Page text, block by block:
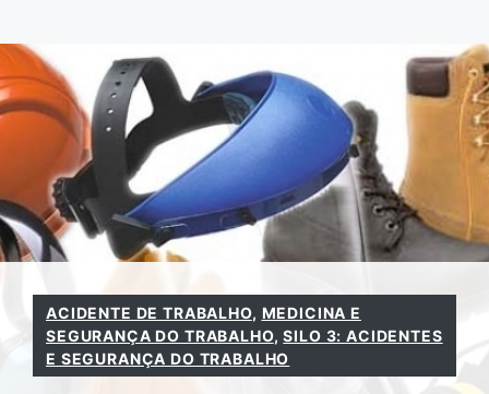
para
conteúdo
ACIDENTE DE TRABALHO, MEDICINA E
SEGURANÇA DO TRABALHO,SILO 3: ACIDENTES
E SEGURANÇA DO TRABALHO